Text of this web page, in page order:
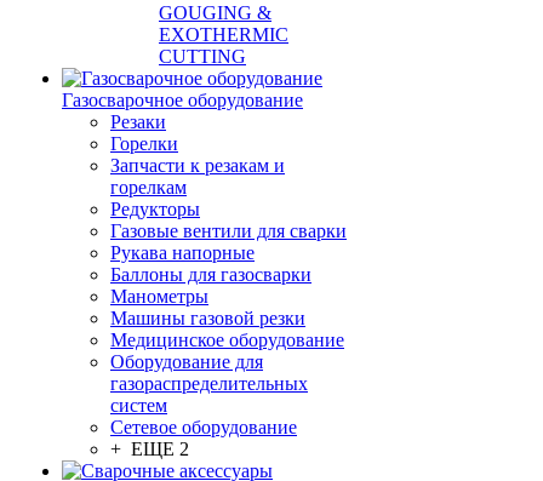
GOUGING &
EXOTHERMIC
CUTTING
Газосварочное оборудование
Резаки
Горелки
Запчасти к резакам и
горелкам
Редукторы
Газовые вентили для сварки
Рукава напорные
Баллоны для газосварки
Манометры
Машины газовой резки
Медицинское оборудование
Оборудование для
газораспределительных
систем
Сетевое оборудование
+ ЕЩЕ 2